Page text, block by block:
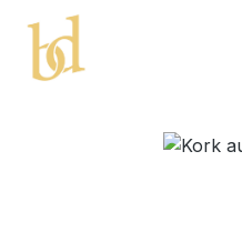
Bildergalerie überspringen